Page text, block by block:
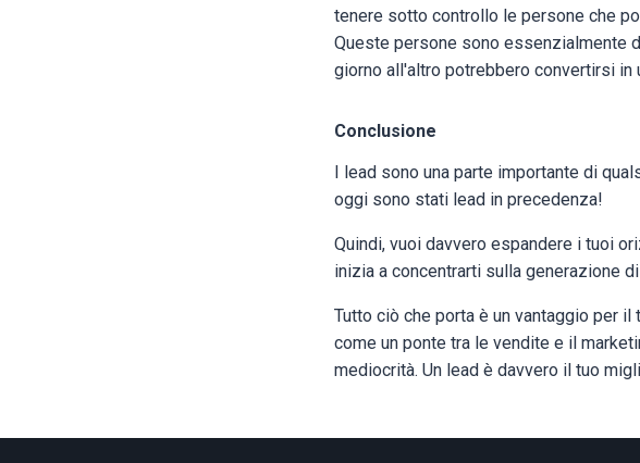
tenere sotto controllo le persone che
Queste persone sono essenzialmente
giorno all'altro potrebbero convertirsi in
Conclusione
I lead sono una parte importante di
oggi sono stati lead in precedenza!
Quindi, vuoi davvero espandere i tuoi
inizia a concentrarti sulla generazione
Tutto ciò che porta è un vantaggio per
come un ponte tra le vendite e il
mediocrità. Un lead è davvero il tuo